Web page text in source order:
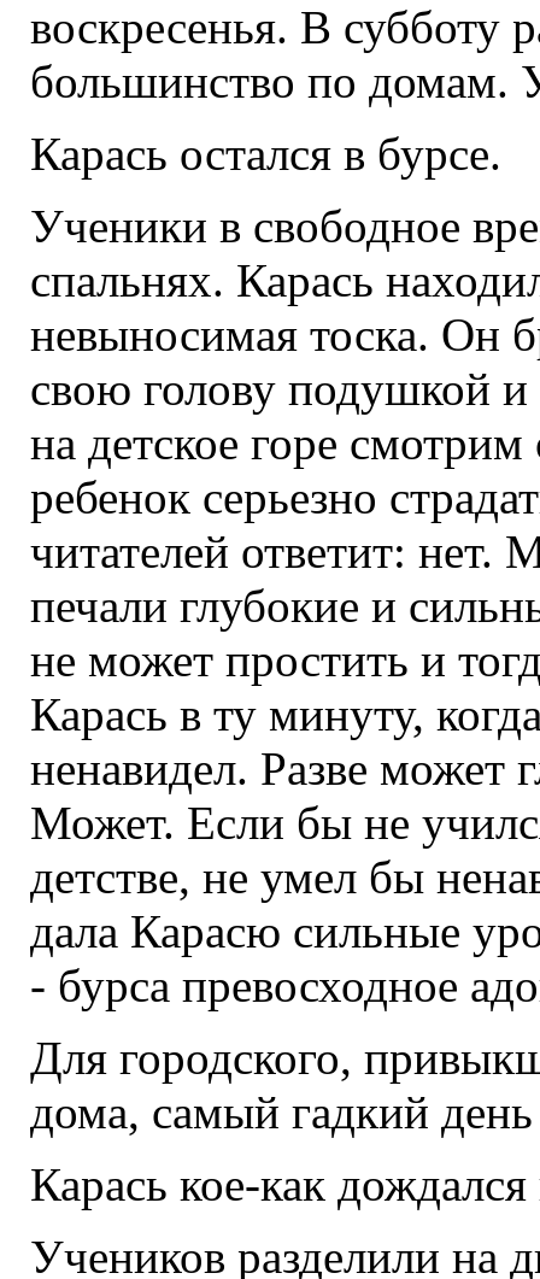
воскресенья. В субботу
большинство по домам.
Карась остался в бурсе.
Ученики в свободное
спальнях. Карась
невыносимая тоска. Он
свою голову подушкой
на детское горе
ребенок серьезно
читателей ответит:
печали глубокие и
не может простить и
Карась в ту минуту,
ненавидел. Разве может
Может. Если бы не
детстве, не умел бы
дала Карасю сильные
- бурса превосходное
Для городского,
дома, самый гадкий
Карась кое-как
Учеников разделили на